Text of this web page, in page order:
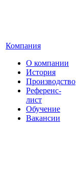
Компания
О компании
История
Производство
Референс-
лист
Обучение
Вакансии